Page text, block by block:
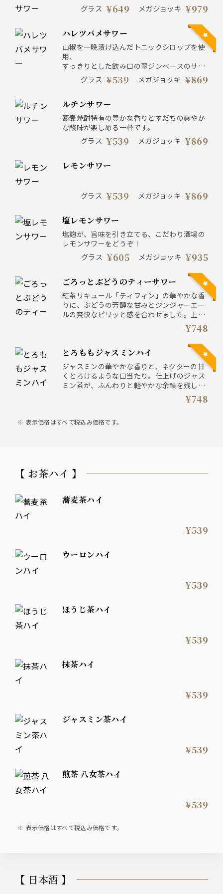
グラス ¥649 メガジョッキ ¥979
ハレツバメサワー
山椒を一晩漬け込んだトニックシロップを使
用、
すっきりとした飲み口の翠ジンベースのサワ
ーです。グラス ¥539 メガジョッキ ¥869
ルチンサワー
蕎麦焼酎特有の豊かな香りとすだちの爽やか
な酸味が楽しめる一杯です。
グラス ¥539 メガジョッキ ¥869
レモンサワー
グラス ¥539 メガジョッキ ¥869
塩レモンサワー
塩麹が、旨味を引き立てる、こだわり酒場の
レモンサワーをどうぞ！
グラス ¥605 メガジョッキ ¥935
ごろっとぶどうのティーサワー
紅茶リキュール「ティフィン」の華やかな香
りに、ぶどうの芳醇な甘みとジンジャーエー
ルの爽快なピリッと感を合わせました。上品
でフルーティーな香りをお愉しみください。
¥748
とろももジャスミンハイ
ジャスミンの華やかな香りと、ネクターの甘
くとろけるような口当たり。仕上げのジャス
ミン茶が、ふんわりと軽やかな余韻を残して
¥748
表示価格はすべて税込み価格です。
【 お茶ハイ 】
蕎麦茶ハイ
¥539
ウーロンハイ
¥539
ほうじ茶ハイ
¥539
抹茶ハイ
¥539
ジャスミン茶ハイ
¥539
煎茶 八女茶ハイ
¥539
表示価格はすべて税込み価格です。
【 日本酒 】